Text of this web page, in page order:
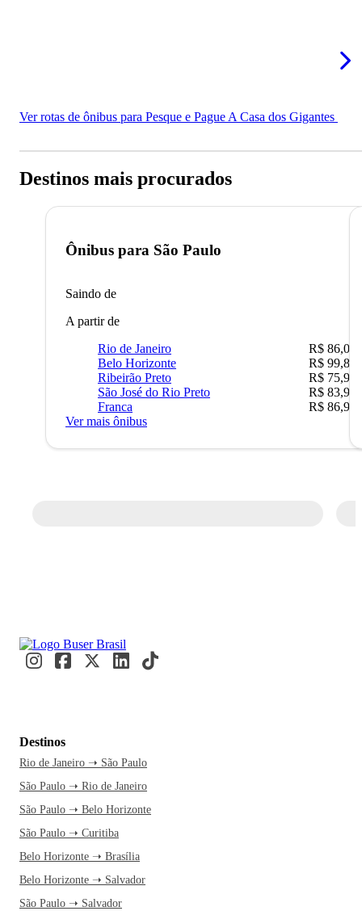
Ver rotas de ônibus para Pesque e Pague A Casa dos Gigantes
Destinos mais procurados
Ônibus para São Paulo
Saindo de
A partir de
Rio de Janeiro
R$ 86,00
Belo Horizonte
R$ 99,89
Ribeirão Preto
R$ 75,90
São José do Rio Preto
R$ 83,90
Franca
R$ 86,90
Ver mais ônibus
Destinos
Rio de Janeiro ➝ São Paulo
São Paulo ➝ Rio de Janeiro
São Paulo ➝ Belo Horizonte
São Paulo ➝ Curitiba
Belo Horizonte ➝ Brasília
Belo Horizonte ➝ Salvador
São Paulo ➝ Salvador